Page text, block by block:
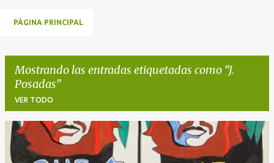
PÁGINA PRINCIPAL
Mostrando las entradas etiquetadas como J.
Posadas
VER TODO